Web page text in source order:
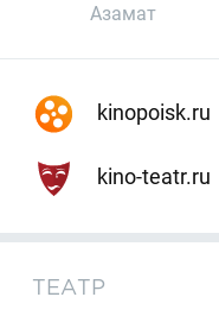
Азамат
kinopoisk.ru
kino-teatr.ru
ТЕАТР